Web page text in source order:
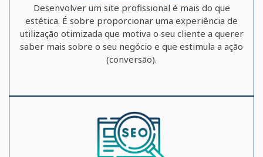
Desenvolver um site profissional é mais do que
estética. É sobre proporcionar uma experiência de
utilização otimizada que motiva o seu cliente a querer
saber mais sobre o seu negócio e que estimula a ação
(conversão).